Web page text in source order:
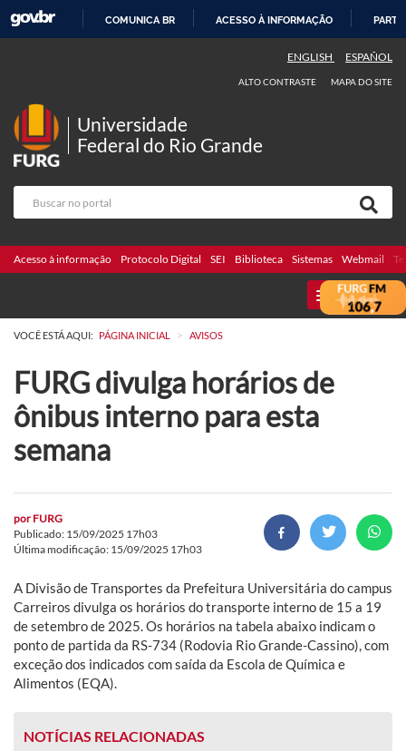
COMUNICA BR ACESSO À INFORMAÇÃO
ENGLISH ESPAÑOL
ALTO CONTRASTE MAPA DO SITE
Universidade
Federal do Rio Grande
Acesso à informação Protocolo Digital SEI Biblioteca Sistemas Webmail
MENU
VOCÊ ESTÁ AQUI: PÁGINA INICIAL > AVISOS
FURG divulga horários de
ônibus interno para esta
semana
por FURG
Publicado: 15/09/2025 17h03
Última modificação: 15/09/2025 17h03
A Divisão de Transportes da Prefeitura Universitária do campus
Carreiros divulga os horários do transporte interno de 15 a 19
de setembro de 2025. Os horários na tabela abaixo indicam o
ponto de partida da RS-734 (Rodovia Rio Grande-Cassino), com
exceção dos indicados com saída da Escola de Química e
Alimentos (EQA).
NOTÍCIAS RELACIONADAS